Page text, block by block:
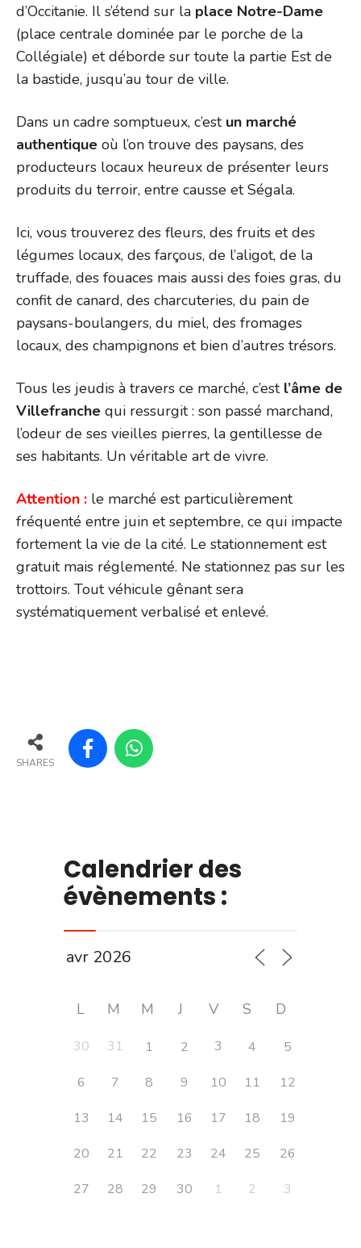
d’Occitanie. Il s’étend sur la place Notre-Dame
(place centrale dominée par le porche de la
Collégiale) et déborde sur toute la partie Est de
la bastide, jusqu’au tour de ville.
Dans un cadre somptueux, c’estun marché
authentique où l’on trouve des paysans, des
producteurs locaux heureux de présenter leurs
produits du terroir, entre causse et Ségala.
Ici, vous trouverez des fleurs, des fruits et des
légumes locaux, des farçous, de l’aligot, de la
truffade, des fouaces mais aussi des foies gras, du
confit de canard, des charcuteries, du pain de
paysans-boulangers, du miel, des fromages
locaux, des champignons et bien d’autres trésors.
Tous les jeudis à travers ce marché, c’est l’âme de
Villefranche qui ressurgit : son passé marchand,
l’odeur de ses vieilles pierres, la gentillesse de
ses habitants. Un véritable art de vivre.
Attention : le marché est particulièrement
fréquenté entre juin et septembre, ce qui impacte
fortement la vie de la cité. Le stationnement est
gratuit mais réglementé. Ne stationnez pas sur les
trottoirs. Tout véhicule gênant sera
systématiquement verbalisé et enlevé.
SHARES
Calendrier des
évènements :
L M M J V S D
30 31 1 2 3 4
5
6
7 8 9 10 11
12
13
14 15 16 17 18
19
20
21 22 23 24 25
26
27
28 29 30 1 2 3